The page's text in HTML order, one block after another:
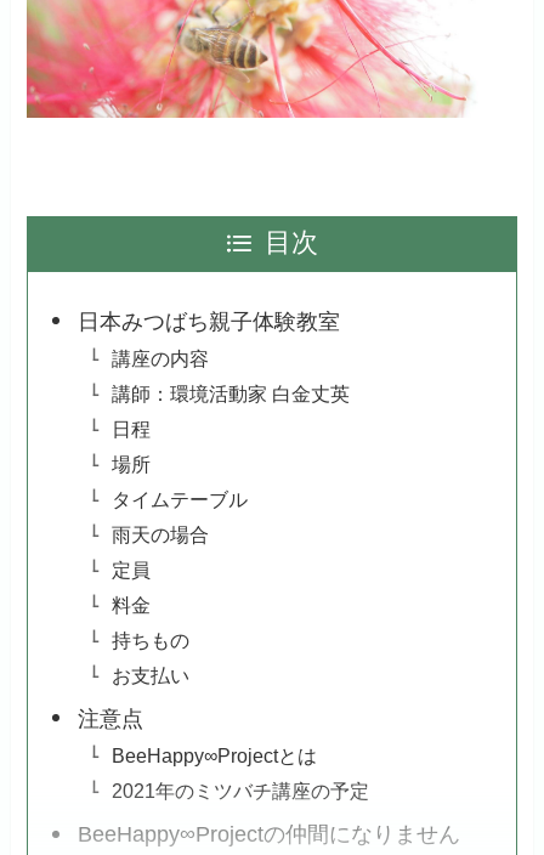
目次
日本みつばち親子体験教室
講座の内容
講師：環境活動家 白金丈英
日程
場所
タイムテーブル
雨天の場合
定員
料金
持ちもの
お支払い
注意点
BeeHappy∞Projectとは
2021年のミツバチ講座の予定
BeeHappy∞Projectの仲間になりません